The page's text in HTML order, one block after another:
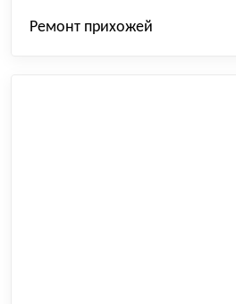
Ремонт прихожей